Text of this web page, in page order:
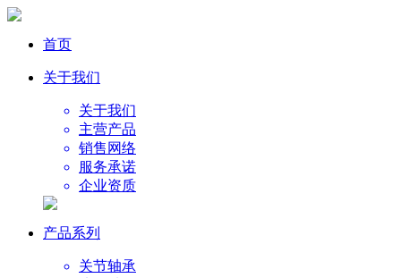
首页
关于我们
关于我们
主营产品
销售网络
服务承诺
企业资质
产品系列
关节轴承